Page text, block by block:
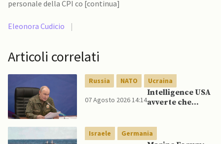
personale della CPI co [continua]
Eleonora Cudicio |
Articoli correlati
Russia NATO Ucraina
07 Agosto 2026 14:14
Intelligence USA
avverte che
mentre è ancora
impegnato in
Israele Germania